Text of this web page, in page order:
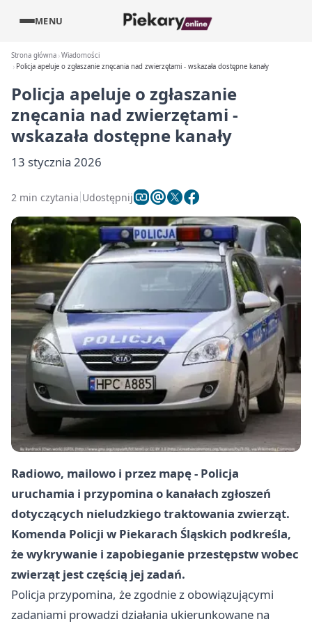
MENU
Strona główna Wiadomości
Policja apeluje o zgłaszanie znęcania nad zwierzętami - wskazała dostępne kanały
Policja apeluje o zgłaszanie
znęcania nad zwierzętami -
wskazała dostępne kanały
13 stycznia 2026
2 min czytania Udostępnij
Radiowo, mailowo i przez mapę - Policja
uruchamia i przypomina o kanałach zgłoszeń
dotyczących nieludzkiego traktowania zwierząt.
Komenda Policji w Piekarach Śląskich podkreśla,
że wykrywanie i zapobieganie przestępstw wobec
zwierząt jest częścią jej zadań.
Policja przypomina, że zgodnie z obowiązującymi
zadaniami prowadzi działania ukierunkowane na